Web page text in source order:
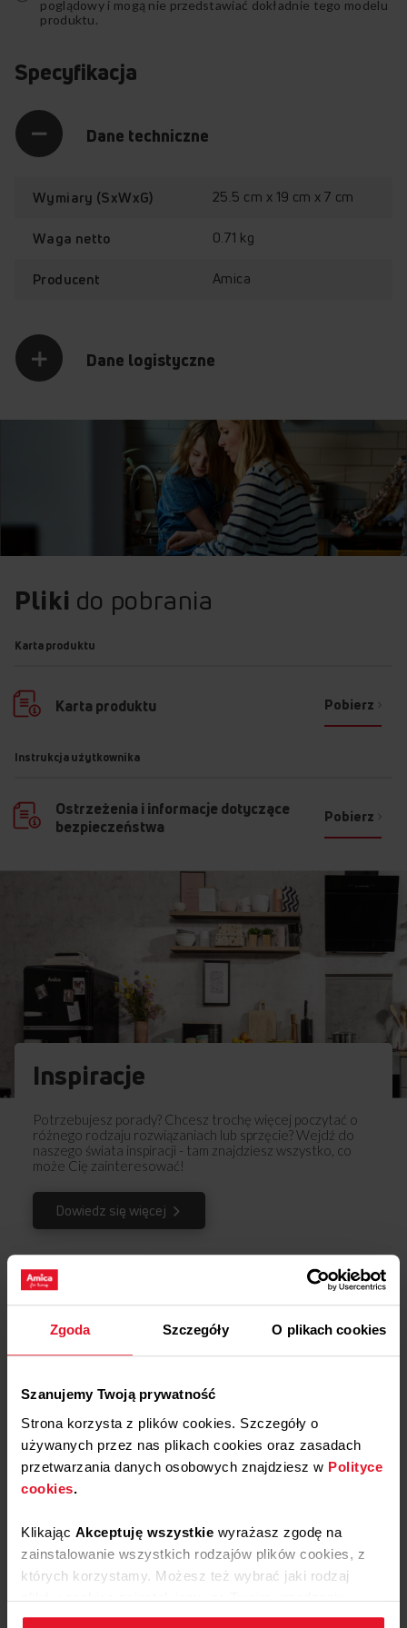
Zgoda Szczegóły O plikach cookies
Szanujemy Twoją prywatność
Strona korzysta z plików cookies. Szczegóły o
używanych przez nas plikach cookies oraz zasadach
przetwarzania danych osobowych znajdziesz w Polityce
cookies.
Klikając Akceptuję wszystkie wyrażasz zgodę na
zainstalowanie wszystkich rodzajów plików cookies, z
których korzystamy. Możesz też wybrać jaki rodzaj
plików cookies zainstalujemy na Twoim urządzeniu,
klikającZmień ustawienia.
poglądowy i mogą nie przedstawiać dokładnie tego modelu
produktu.
Specyfikacja
Dane techniczne
Wymiary (SxWxG) 25.5 cm x 19 cm x 7 cm
Waga netto 0.71 kg
Producent Amica
Dane logistyczne
Pliki do pobrania
Karta produktu
Karta produktu Pobierz
Instrukcja użytkownika
Ostrzeżenia i informacje dotyczące
bezpieczeństwa
Pobierz
Inspiracje
Potrzebujesz porady? Chcesz trochę więcej poczytać o
różnego rodzaju rozwiązaniach lub sprzęcie? Wejdź do
naszego świata inspiracji - tam znajdziesz wszystko, co
może Cię zainteresować!
Dowiedz się więcej
Opinie
swoją opinią o
Kapsułki do prania BABY 30
Dodaj opinię
Produkt nie posiada recenzji
Masz pytania?Skontaktuj się z
nami!